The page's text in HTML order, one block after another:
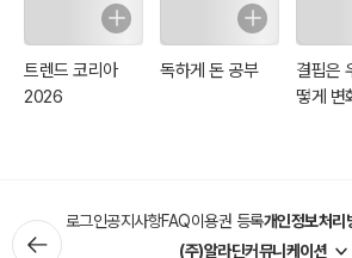
트렌드 코리아
2026
독하게 돈 공부
결핍은
떻게 변
로그인공지사항FAQ이용권 등록개인정보처리
(주)알라딘커뮤니케이션